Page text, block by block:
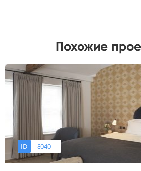
Похожие
ID 8040